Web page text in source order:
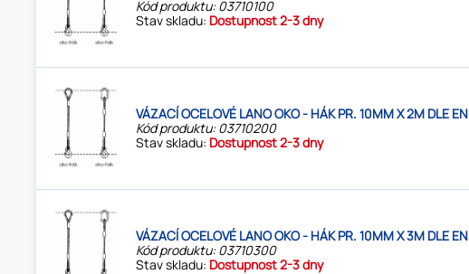
Kód produktu: 03710100
Stav skladu: Dostupnost 2-3 dny
VÁZACÍ OCELOVÉ LANO OKO - HÁK PR. 10MM X 2M DLE EN
Kód produktu: 03710200
Stav skladu: Dostupnost 2-3 dny
VÁZACÍ OCELOVÉ LANO OKO - HÁK PR. 10MM X 3M DLE EN
Kód produktu: 03710300
Stav skladu: Dostupnost 2-3 dny